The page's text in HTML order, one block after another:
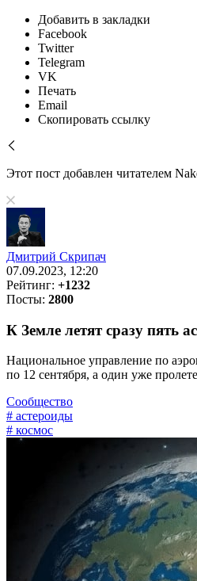
Добавить в закладки
Facebook
Twitter
Telegram
VK
Печать
Email
Скопировать ссылку
Этот пост добавлен читателем
Дмитрий Скрипач
07.09.2023, 12:20
Рейтинг: +1232
Посты: 2800
К Земле летят сразу пять
Национальное управление по
по 12 сентября, а один уже
Сообщество
# астероиды
# космос